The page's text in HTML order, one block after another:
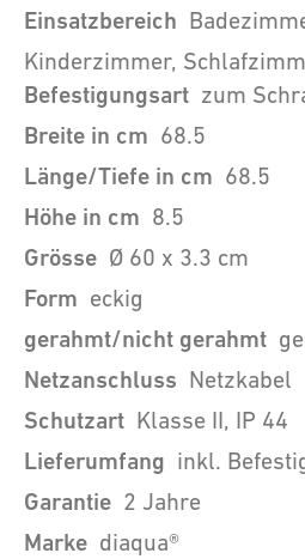
Einsatzbereich
Kinderzimmer,
Befestigungsart zum
Breite in cm 68.5
Länge/Tiefe in cm 68.5
Höhe in cm 8.5
Grösse Ø 60 x 3.3 cm
Form eckig
gerahmt/nicht gerahmt
Netzanschluss Netzkabel
Schutzart Klasse II, IP 44
Lieferumfang inkl.
Garantie 2 Jahre
Marke diaqua®